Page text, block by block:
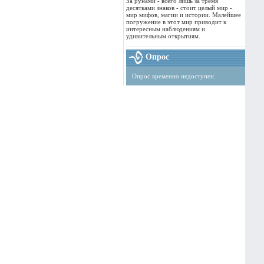
десятками знаков - стоит целый мир -
мир мифов, магии и истории. Малейшее
погружение в этот мир приводит к
интересным наблюдениям и
удивительным открытиям.
Опрос
Опрос временно недоступен.